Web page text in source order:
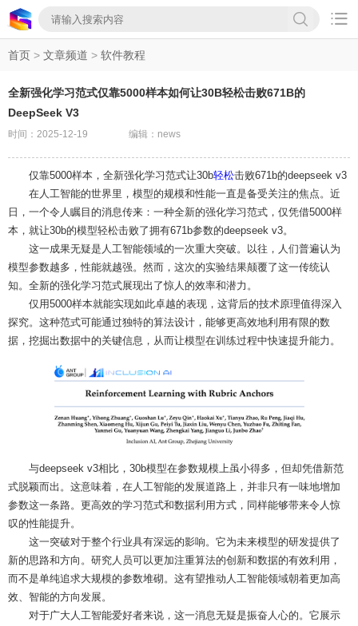

首页 > 文章频道 > 软件教程
全新强化学习范式仅靠5000样本如何让30B轻松击败671B的
DeepSeek V3
时间：2025-12-19 编辑：news
仅靠5000样本，全新强化学习范式让30b轻松击败671b的deepseek v3
在人工智能的世界里，模型的规模和性能一直是备受关注的焦点。近
日，一个令人瞩目的消息传来：一种全新的强化学习范式，仅凭借5000样
本，就让30b的模型轻松击败了拥有671b参数的deepseek v3。
这一成果无疑是人工智能领域的一次重大突破。以往，人们普遍认为
模型参数越多，性能就越强。然而，这次的实验结果颠覆了这一传统认
知。全新的强化学习范式展现出了惊人的效率和潜力。
仅用5000样本就能实现如此卓越的表现，这背后的技术原理值得深入
探究。这种范式可能通过独特的算法设计，能够更高效地利用有限的数
据，挖掘出数据中的关键信息，从而让模型在训练过程中快速提升能力。
与deepseek v3相比，30b模型在参数规模上虽小得多，但却凭借新范
式脱颖而出。这意味着，在人工智能的发展道路上，并非只有一味地增加
参数这一条路。更高效的学习范式和数据利用方式，同样能够带来令人惊
叹的性能提升。
这一突破对于整个行业具有深远的影响。它为未来模型的研发提供了
新的思路和方向。研究人员可以更加注重算法的创新和数据的有效利用，
而不是单纯追求大规模的参数堆砌。这有望推动人工智能领域朝着更加高
效、智能的方向发展。
对于广大人工智能爱好者来说，这一消息无疑是振奋人心的。它展示